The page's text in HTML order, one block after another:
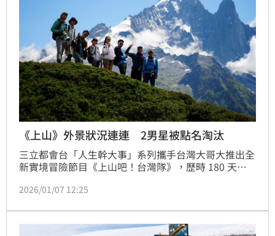
《上山》外景狀況連連 2男星被點名淘汰
三立都會台「人生幹大事」系列攜手台灣大哥大推出全
新實境冒險節目《上山吧！台灣隊》，歷時 180 天拍
面升級。上週節目播出成功登頂吉力馬札羅山的關鍵一
台灣的珍珠奶茶，將家鄉味帶上非洲之巔，畫面感動無
數觀眾。蔡維歆
2026/01/07 12:25